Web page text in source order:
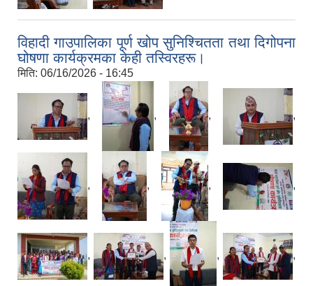
विहादी गाउपालिका पूर्ण खोप सुनिश्चितता तथा दिगोपना
घोषणा कार्यक्रमका केही तस्विरहरू।
मिति: 06/16/2026 - 16:45
, , , ,
, , , ,
, , , ,